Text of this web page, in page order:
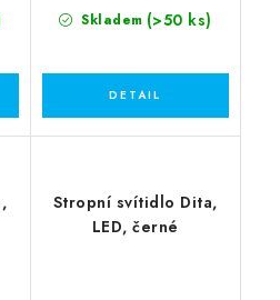
Skladem (>50 ks)
Stropní svítidlo Dita,
LED, černé